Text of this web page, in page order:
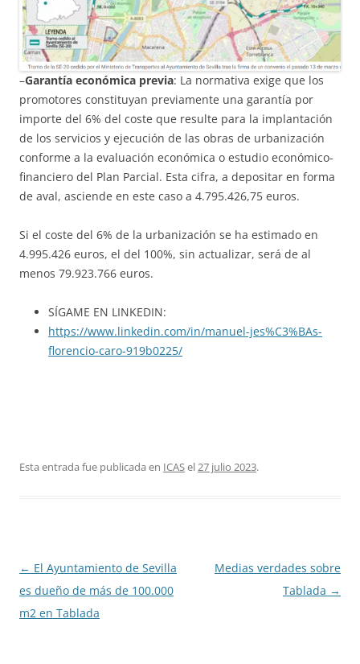
–Garantía económica previa: La normativa exige que los
promotores constituyan previamente una garantía por
importe del 6% del coste que resulte para la implantación
de los servicios y ejecución de las obras de urbanización
conforme a la evaluación económica o estudio económico-
financiero del Plan Parcial. Esta cifra, a depositar en forma
de aval, asciende en este caso a 4.795.426,75 euros.
Si el coste del 6% de la urbanización se ha estimado en
4.995.426 euros, el del 100%, sin actualizar, será de al
menos 79.923.766 euros.
SÍGAME EN LINKEDIN:
https://www.linkedin.com/in/manuel-jes%C3%BAs-
florencio-caro-919b0225/
Esta entrada fue publicada en ICASel27 julio 2023.
Navegación
de
entradas
← El Ayuntamiento de Sevilla
es dueño de más de 100.000
m2 en Tablada
Medias verdades sobre
Tablada →